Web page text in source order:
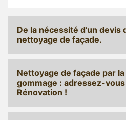
De la nécessité d’un devis
nettoyage de façade.
Nettoyage de façade par
gommage : adressez-vous
Rénovation !